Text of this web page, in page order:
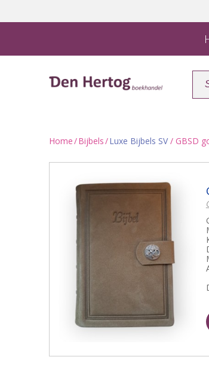
Home/Bijbels/Luxe Bijbels SV/ GBSD